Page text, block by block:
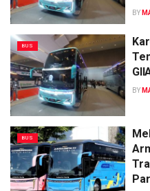
BY
BUS
BY
BUS